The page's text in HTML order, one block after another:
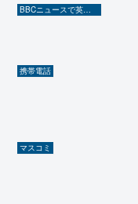
BBCニュースで英語を勉強しよう（TOEIC対策に！）
携帯電話
マスコミ